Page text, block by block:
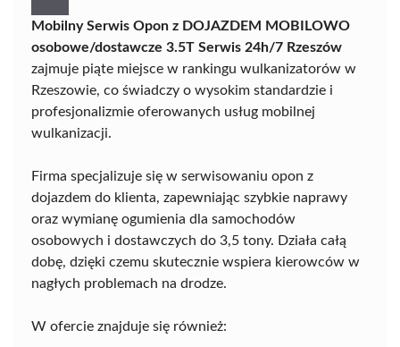
Mobilny Serwis Opon z DOJAZDEM MOBILOWO
osobowe/dostawcze 3.5T Serwis 24h/7 Rzeszów
zajmuje piąte miejsce w rankingu wulkanizatorów w
Rzeszowie, co świadczy o wysokim standardzie i
profesjonalizmie oferowanych usług mobilnej
wulkanizacji.
Firma specjalizuje się w serwisowaniu opon z
dojazdem do klienta, zapewniając szybkie naprawy
oraz wymianę ogumienia dla samochodów
osobowych i dostawczych do 3,5 tony. Działa całą
dobę, dzięki czemu skutecznie wspiera kierowców w
nagłych problemach na drodze.
W ofercie znajduje się również: